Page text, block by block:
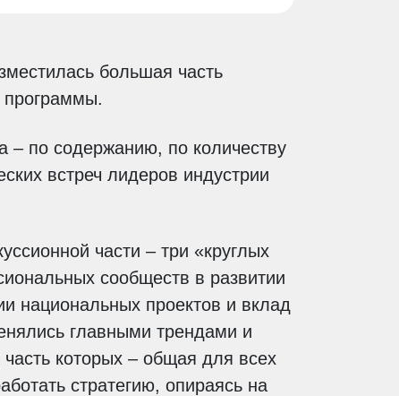
большая часть
программы.
– по содержанию, по количеству
встреч лидеров индустрии
части – три «круглых
сообществ в развитии
национальных проектов и вклад
главными трендами и
которых – общая для всех
стратегию, опираясь на